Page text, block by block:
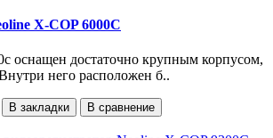
X-COP 6000C
оснащен достаточно крупным корпусом,
него расположен б..
В закладки В сравнение